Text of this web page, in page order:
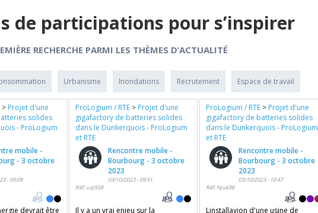
de participations pour s’inspirer
RECHERCHE PARMI LES THÈMES D’ACTUALITÉ
Urbanisme Inondations Recrutement Espace de travail
> Projet d'une
solides
- ProLogium
mobile -
- 3 octobre
- 09:09
devrait être
ProLogium / RTE > Projet d'une
gigafactory de batteries solides
dans le Dunkerquois - ProLogium
et RTE
Rencontre mobile -
Bourbourg - 3 octobre
2023
03/10/2023 - 09:51
Réf. uqi558
Il y a un vrai enjeu sur la
ProLogium / RTE > Projet d'une
gigafactory de batteries solides
dans le Dunkerquois - ProLogium
et RTE
Rencontre mobile -
Bourbourg - 3 octobre
2023
03/10/2023 - 10:47
Réf. fqu698
Linstallayion d'une usine de